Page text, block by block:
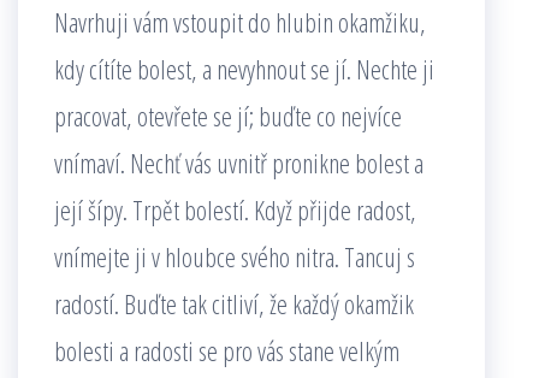
Navrhuji vám vstoupit do hlubin okamžiku,
kdy cítíte bolest, a nevyhnout se jí. Nechte ji
pracovat, otevřete se jí; buďte co nejvíce
vnímaví. Nechť vás uvnitř pronikne bolest a
její šípy. Trpět bolestí. Když přijde radost,
vnímejte ji v hloubce svého nitra. Tancuj s
radostí. Buďte tak citliví, že každý okamžik
bolesti a radosti se pro vás stane velkým